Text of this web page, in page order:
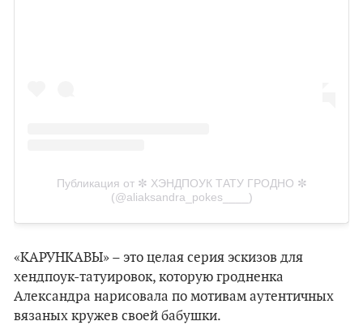
Публикация от ✼ ⁠ХЭНДПОУК ТАТУ ГРОДНО ✼
(@aliaksandra_pokes____)
«КАРУНКАВЫ» – это целая серия эскизов для
хендпоук-татуировок, которую гродненка
Александра нарисовала по мотивам аутентичных
вязаных кружев своей бабушки.